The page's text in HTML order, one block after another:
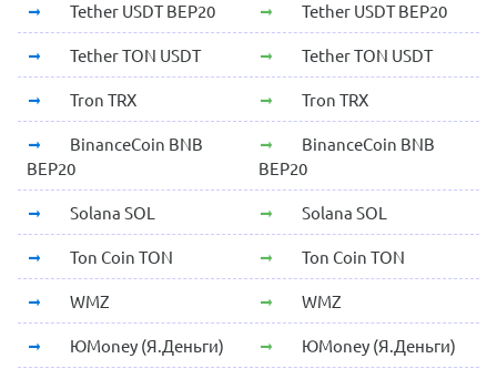
Tether USDT BEP20 Tether USDT BEP20
Tether TON USDT Tether TON USDT
Tron TRX Tron TRX
BinanceCoin BNB
BEP20
BinanceCoin BNB
BEP20
Solana SOL Solana SOL
Ton Coin TON Ton Coin TON
WMZ WMZ
ЮMoney (Я.Деньги) ЮMoney (Я.Деньги)